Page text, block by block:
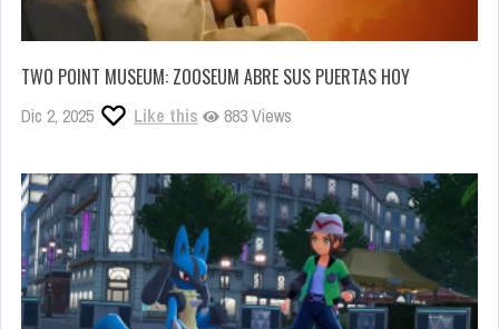
TWO POINT MUSEUM: ZOOSEUM ABRE SUS PUERTAS HOY
Dic 2, 2025 Like this 883 Views